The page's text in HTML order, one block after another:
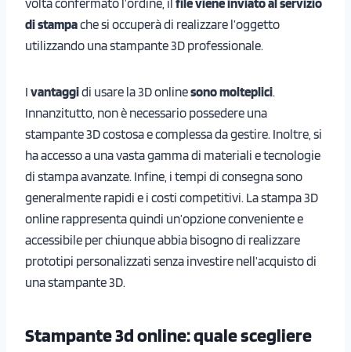
di stampache si occuperà di realizzare l’oggetto
utilizzando una stampante 3D professionale.
I vantaggidi usare la 3D onlinesono molteplici.
Innanzitutto, non è necessario possedere una
stampante 3D costosa e complessa da gestire. Inoltre, si
ha accesso a una vasta gamma di materiali e tecnologie
di stampa avanzate. Infine, i tempi di consegna sono
generalmente rapidi e i costi competitivi. La stampa 3D
online rappresenta quindi un’opzione conveniente e
accessibile per chiunque abbia bisogno di realizzare
prototipi personalizzati senza investire nell’acquisto di
una stampante 3D.
Stampante 3d online: quale scegliere